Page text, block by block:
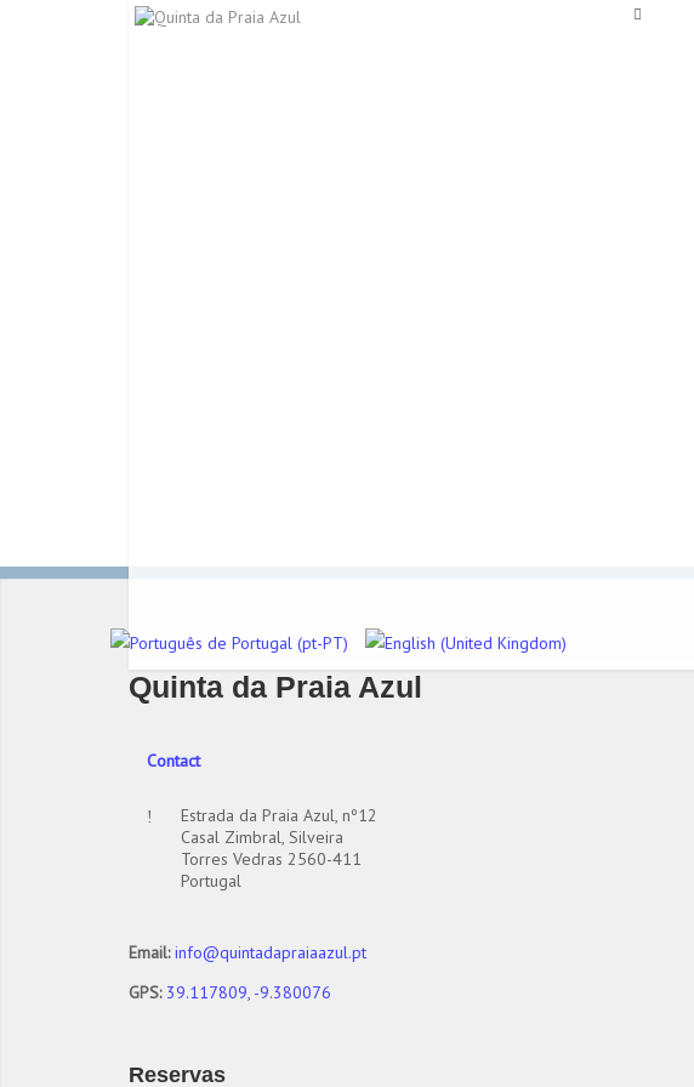
Quinta da Praia Azul
Contact
Estrada da Praia Azul, nº12
Casal Zimbral, Silveira
Torres Vedras 2560-411
Portugal
Email: info@quintadapraiaazul.pt
GPS: 39.117809, -9.380076
Reservas